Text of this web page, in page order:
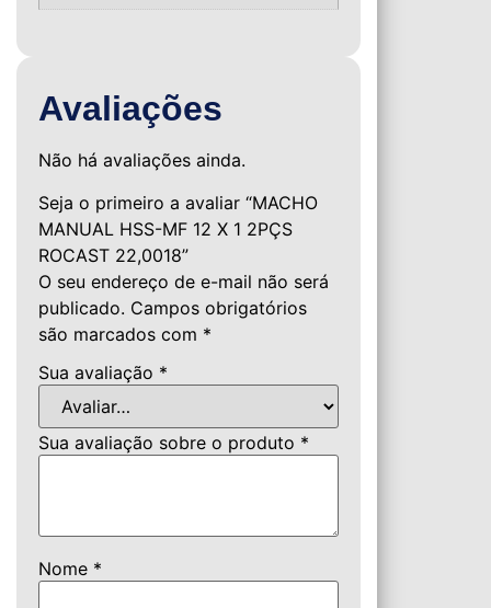
Avaliações
Não há avaliações ainda.
Seja o primeiro a avaliar “MACHO
MANUAL HSS-MF 12 X 1 2PÇS
ROCAST 22,0018”
O seu endereço de e-mail não será
publicado. Campos obrigatórios
são marcados com *
Sua avaliação *
Sua avaliação sobre o produto *
Nome *